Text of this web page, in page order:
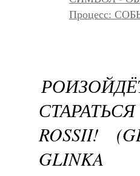
Процесс:
ROSSII!
GLINKA